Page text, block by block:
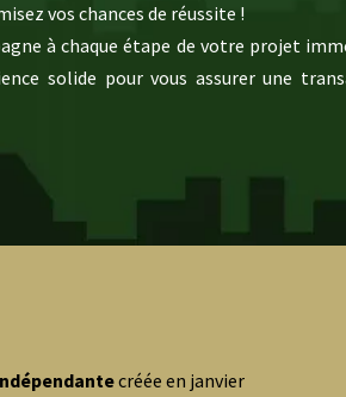
vos chances de réussite !
à chaque étape de votre projet
solide pour vous assurer une
créée en janvier